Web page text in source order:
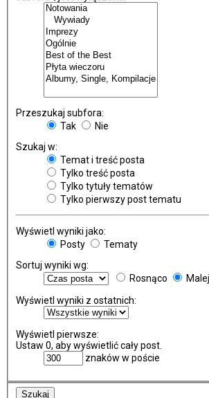
Przeszukaj subfora:
Tak
Nie
Szukaj w:
Temat i treść posta
Tylko treść posta
Tylko tytuły tematów
Tylko pierwszy post tematu
Wyświetl wyniki jako:
Posty
Tematy
Sortuj wyniki wg:
Rosnąco
Wyświetl wyniki z ostatnich:
Wyświetl pierwsze:
Ustaw 0, aby wyświetlić cały post.
znaków w poście